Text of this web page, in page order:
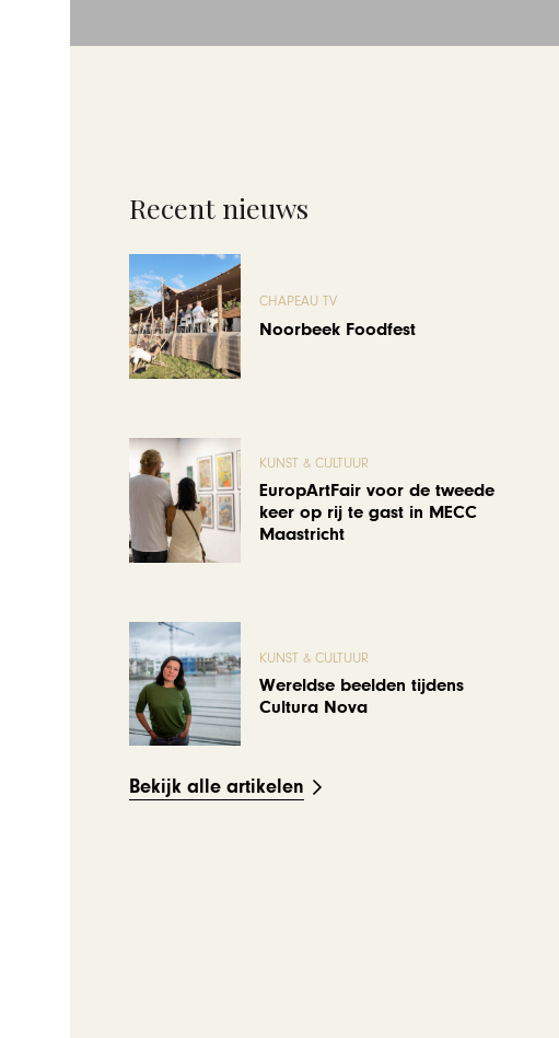
Recent nieuws
CHAPEAU TV
Noorbeek Foodfest
KUNST & CULTUUR
EuropArtFair voor de tweede
keer op rij te gast in MECC
Maastricht
KUNST & CULTUUR
Wereldse beelden tijdens
Cultura Nova
Bekijk alle artikelen